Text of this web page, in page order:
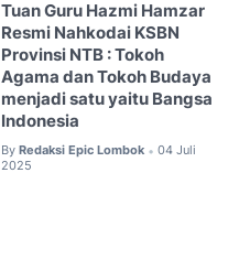
Tuan Guru Hazmi Hamzar
Resmi Nahkodai KSBN
Provinsi NTB : Tokoh
Agama dan Tokoh Budaya
menjadi satu yaitu Bangsa
Indonesia
By Redaksi Epic Lombok • 04 Juli
2025